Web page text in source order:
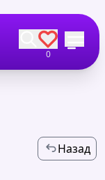
0
Назад